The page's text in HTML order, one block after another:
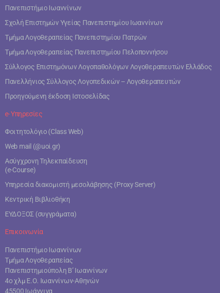
Πανεπιστήμιο Ιωαννίνων
Σχολή Επιστημών Υγείας Πανεπιστημίου Ιωαννίνων
Τμήμα Λογοθεραπείας Πανεπιστημίου Πατρών
Τμήμα Λογοθεραπείας Πανεπιστημίου Πελοποννήσου
Σύλλογος Επιστημόνων Λογοπαθολόγων Λογοθεραπευτών Ελλάδος
Πανελλήνιος Σύλλογος Λογοπεδικών – Λογοθεραπευτών
Προηγούμενη έκδοση Ιστοσελίδας
e- Υπηρεσίες
Φοιτητολόγιο (Class Web)
Web mail (@uoi.gr)
Ασύγχρονη Τηλεκπαίδευση
(e-Course)
Υπηρεσία διακομιστή μεσολάβησης (Proxy Server)
Κεντρική Βιβλιοθήκη
ΕΥΔΟΞΟΣ (συγγράματα)
Επικοινωνία
Πανεπιστήμιο Ιωαννίνων
Τμήμα Λογοθεραπείας
Πανεπιστημιούπολη Β’ Ιωαννίνων
4ο χλμ Ε.Ο. Ιωαννίνων-Αθηνών
45500 Ιωάννινα